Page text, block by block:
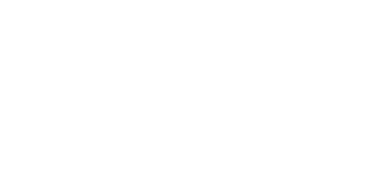
Ваш личный менеджер в стройдисконте "Мидгард"
качественной и недорогой отделки фасада